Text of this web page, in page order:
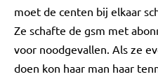
moet de centen bij elkaar
Ze schafte de gsm met
voor noodgevallen. Als ze
doen kon haar man haar